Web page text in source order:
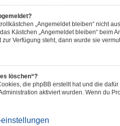
„Angemeldet bleiben“ nicht
Kästchen „Angemeldet bleiben“ beim
Verfügung steht, dann wurde sie
löschen“?
die phpBB erstellt hat und die
aktiviert wurden. Wenn du